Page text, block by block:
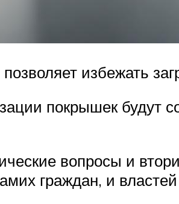
избежать
покрышек будут
вопросы и
граждан, и властей